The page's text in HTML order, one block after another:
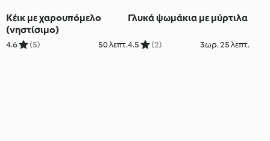
Κέικ με χαρουπόμελο
(νηστίσιμο)
4.6 (5) 50 λεπτ.
Γλυκά ψωμάκια με μύρτιλα
4.5 (2) 3ωρ. 25 λεπτ.